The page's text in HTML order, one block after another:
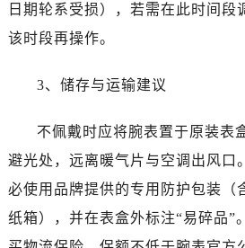
日期轮系受损），若需在此时间段
该时段再操作。
3、储存与运输建议
不佩戴时应将腕表置于原装表
避光处，远离暖气片与空调出风口
必使用品牌提供的专用防护包装（
纸箱），并在表盒外标注“易碎品”